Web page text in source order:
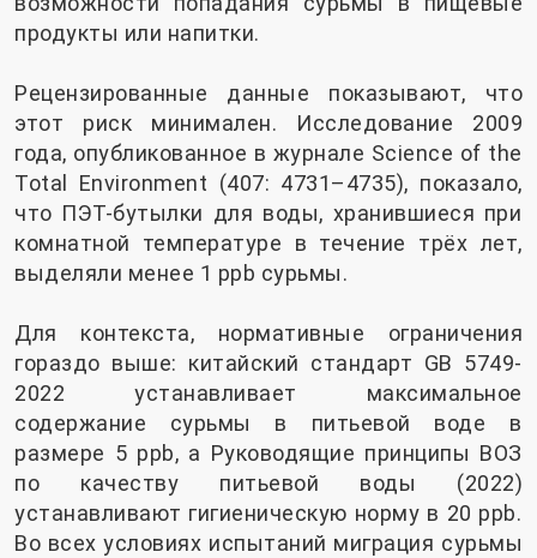
продукты или напитки.
Рецензированные данные показывают, что
этот риск минимален. Исследование 2009
года, опубликованное в журнале Science of the
Total Environment (407: 4731–4735), показало,
что ПЭТ-бутылки для воды, хранившиеся при
комнатной температуре в течение трёх лет,
выделяли менее 1 ppb сурьмы.
Для контекста, нормативные ограничения
гораздо выше: китайский стандарт GB 5749-
2022 устанавливает максимальное
содержание сурьмы в питьевой воде в
размере 5 ppb, а Руководящие принципы ВОЗ
по качеству питьевой воды (2022)
устанавливают гигиеническую норму в 20 ppb.
Во всех условиях испытаний миграция сурьмы